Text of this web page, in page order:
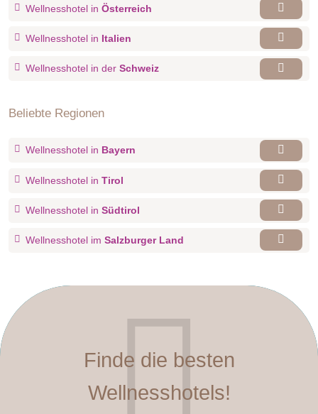
Wellnesshotel in Österreich
Wellnesshotel in Italien
Wellnesshotel in der Schweiz
Beliebte Regionen
Wellnesshotel in Bayern
Wellnesshotel in Tirol
Wellnesshotel in Südtirol
Wellnesshotel im Salzburger Land
Finde die besten
Wellnesshotels!